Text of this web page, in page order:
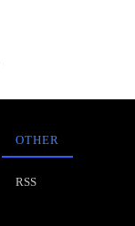
OTHER
RSS